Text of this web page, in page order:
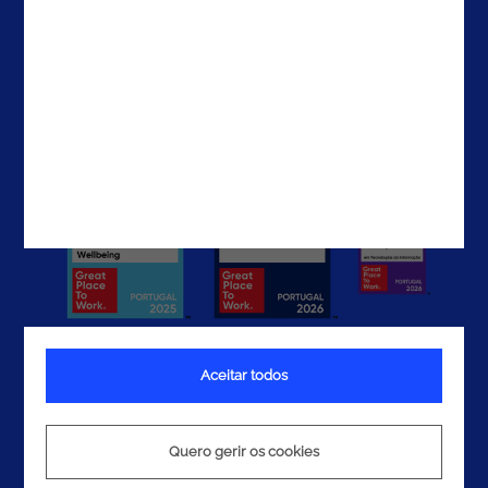
Política de Privacidade
Quero gerir os cookies
Aceitar todos